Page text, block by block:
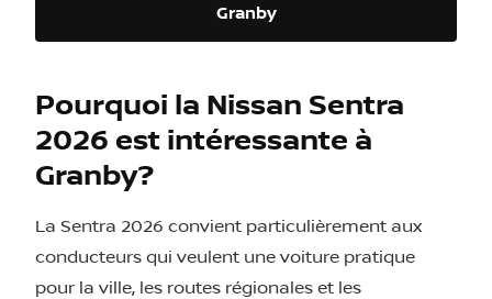
Granby
Pourquoi la Nissan Sentra
2026 est intéressante à
Granby?
La Sentra 2026 convient particulièrement aux
conducteurs qui veulent une voiture pratique
pour la ville, les routes régionales et les